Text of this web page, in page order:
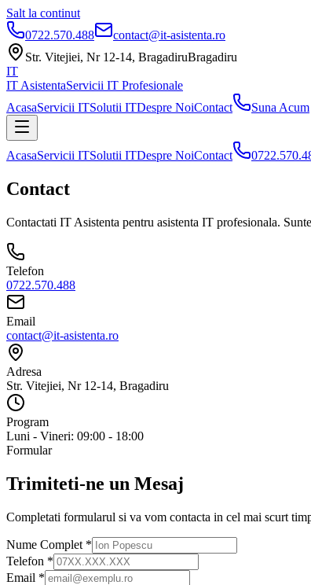
Salt la continut
0722.570.488
contact@it-asistenta.ro
Str. Vitejiei, Nr 12-14, BragadiruBragadiru
IT
IT AsistentaServicii IT Profesionale
AcasaServicii ITSolutii ITDespre NoiContact Suna Acum
AcasaServicii ITSolutii ITDespre NoiContact
Contact
Contactati IT Asistenta pentru asistenta IT profesionala.
Telefon
0722.570.488
Email
contact@it-asistenta.ro
Adresa
Str. Vitejiei, Nr 12-14, Bragadiru
Program
Luni - Vineri: 09:00 - 18:00
Formular
Trimiteti-ne un Mesaj
Completati formularul si va vom contacta in cel mai scurt
Nume Complet *
Telefon *
Email *